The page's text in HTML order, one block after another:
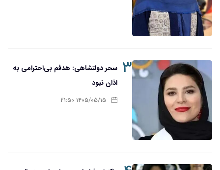
۳ سحر دولتشاهی: هدفم بی‌احترامی به
اذان نبود
۱۴۰۵/۰۵/۱۵ ۲۱:۵۰